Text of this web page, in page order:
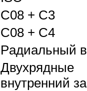
C08 + C3
C08 + C4
Pадиальный
Двухрядные
внутренний